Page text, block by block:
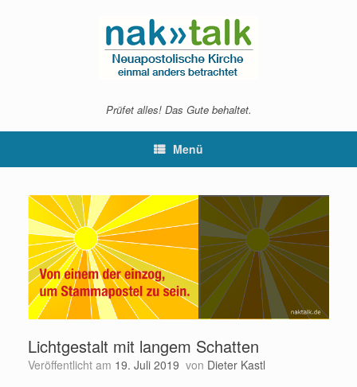
Prüfet alles! Das Gute behaltet.
Menü
Lichtgestalt mit langem Schatten
Veröffentlicht am 19. Juli 2019 von Dieter Kastl